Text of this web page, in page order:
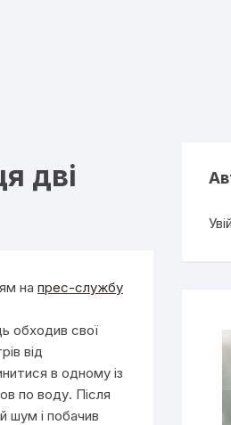
дві
на прес-службу
обходив свої
від
в одному із
по воду. Після
шум і побачив